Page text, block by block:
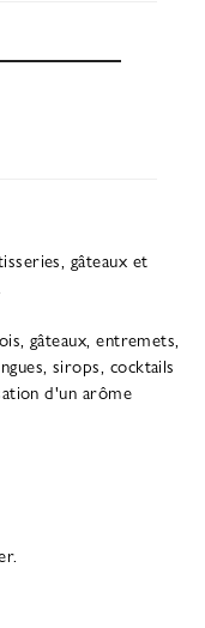
gâteaux et
gâteaux, entremets,
sirops, cocktails
d'un arôme